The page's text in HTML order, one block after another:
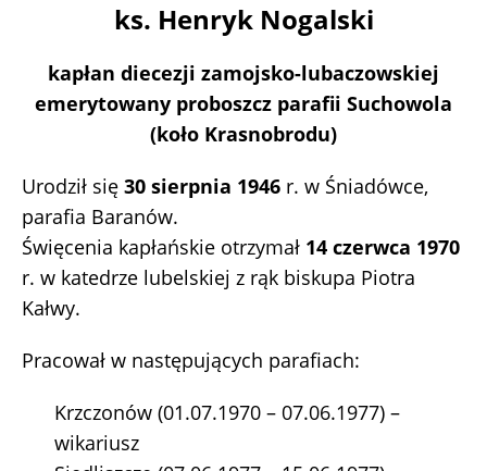
ks. Henryk Nogalski
kapłan diecezji zamojsko-lubaczowskiej
emerytowany proboszcz parafii Suchowola
(koło Krasnobrodu)
Urodził się 30 sierpnia 1946 r. w Śniadówce,
parafia Baranów.
Święcenia kapłańskie otrzymał 14 czerwca 1970
r. w katedrze lubelskiej z rąk biskupa Piotra
Kałwy.
Pracował w następujących parafiach:
Krzczonów (01.07.1970 – 07.06.1977) –
wikariusz